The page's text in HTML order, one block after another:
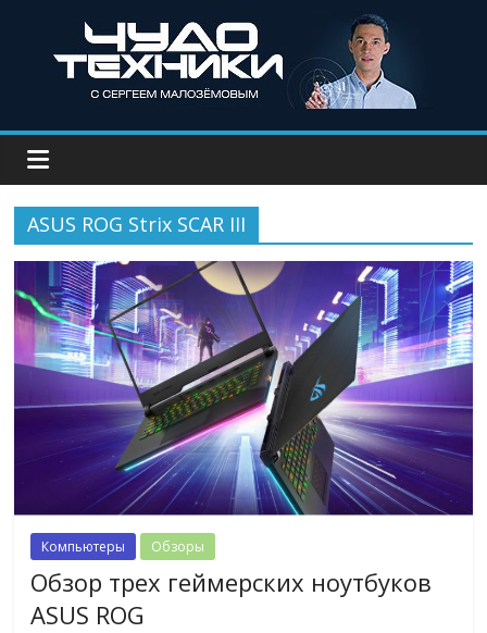
ASUS ROG Strix SCAR III
Компьютеры Обзоры
Обзор трех геймерских ноутбуков
ASUS ROG